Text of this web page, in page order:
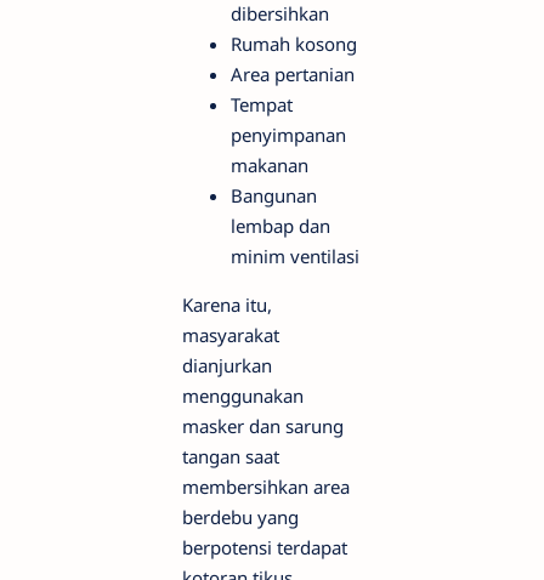
dibersihkan
Rumah kosong
Area pertanian
Tempat
penyimpanan
makanan
Bangunan
lembap dan
minim ventilasi
Karena itu,
masyarakat
dianjurkan
menggunakan
masker dan sarung
tangan saat
membersihkan area
berdebu yang
berpotensi terdapat